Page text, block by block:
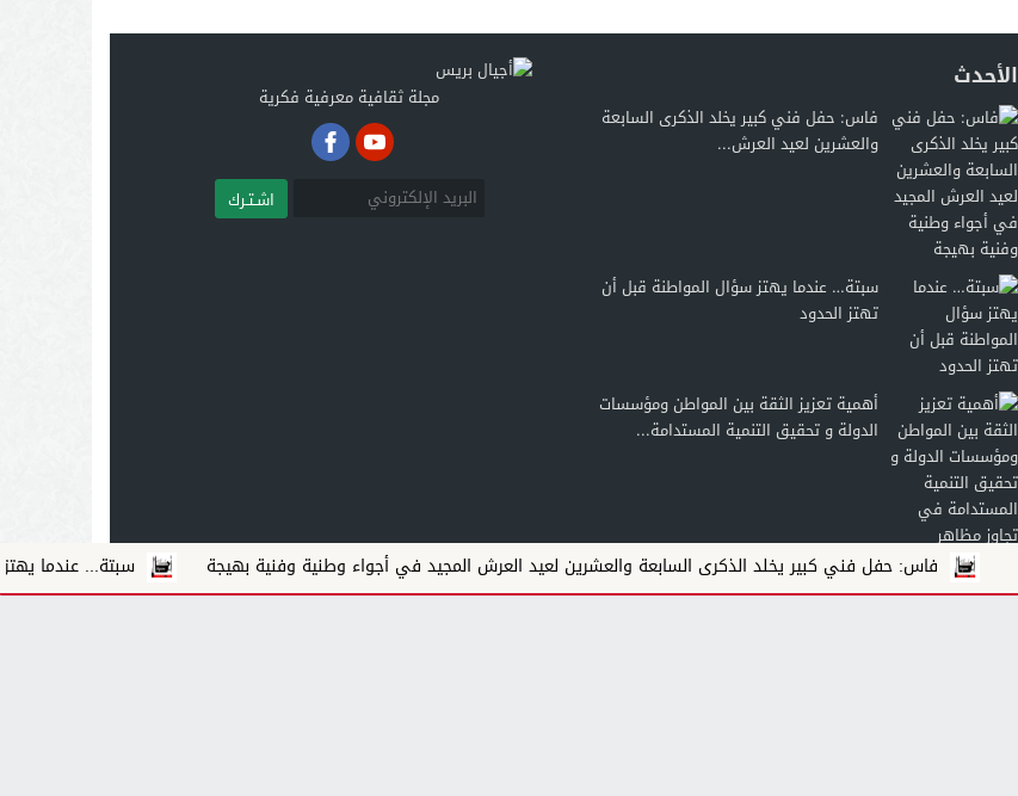
الأحدث
فاس: حفل فني كبير يخلد الذكرى السابعة
والعشرين لعيد العرش...
سبتة… عندما يهتز سؤال المواطنة قبل أن
تهتز الحدود
أهمية تعزيز الثقة بين المواطن ومؤسسات
الدولة و تحقيق التنمية المستدامة...
مجلة ثقافية معرفية فكرية
اشـتـرك
فاس: حفل فني كبير يخلد الذكرى السابعة والعشرين لعيد العرش المجيد في أجواء وطنية وفنية بهيجة سبتة... عندما يهتز سؤال